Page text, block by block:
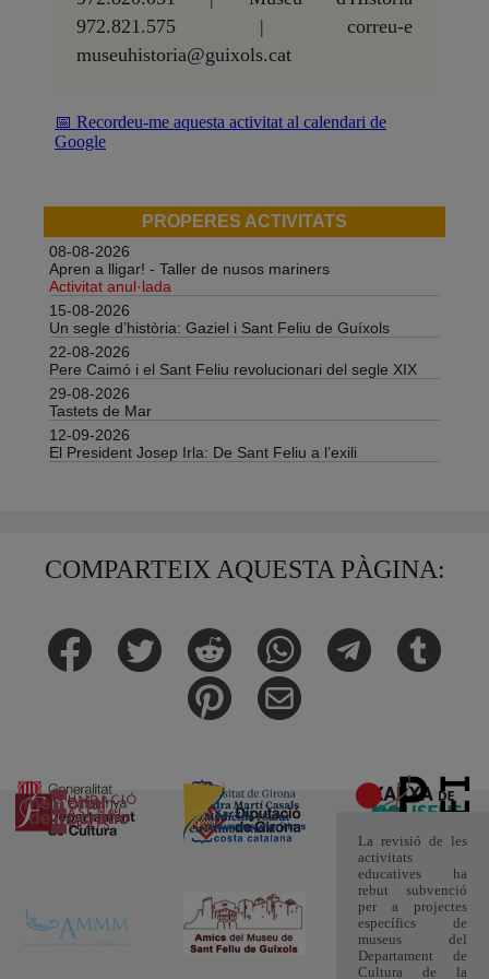
PROPERES ACTIVITATS
08-08-2026
Apren a lligar! - Taller de nusos mariners
Activitat anul·lada
15-08-2026
Un segle d’història: Gaziel i Sant Feliu de Guíxols
22-08-2026
Pere Caimó i el Sant Feliu revolucionari del segle XIX
29-08-2026
Tastets de Mar
12-09-2026
El President Josep Irla: De Sant Feliu a l’exili
972.821.575 | correu-e
museuhistoria@guixols.cat
📅 Recordeu-me aquesta activitat al calendari de
Google
COMPARTEIX AQUESTA PÀGINA:
La revisió de les
activitats
educatives ha
rebut subvenció
per a projectes
específics de
museus del
Departament de
Cultura de la